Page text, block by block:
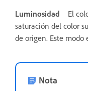
Luminosidad
El
saturación del color
de origen. Este modo
Nota